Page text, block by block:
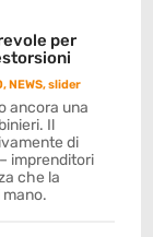
per
,NEWS,slider
ancora una
Il
di
imprenditori
che la